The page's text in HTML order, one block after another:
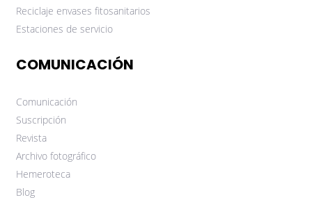
Reciclaje envases fitosanitarios
Estaciones de servicio
COMUNICACIÓN
Comunicación
Suscripción
Revista
Archivo fotográfico
Hemeroteca
Blog